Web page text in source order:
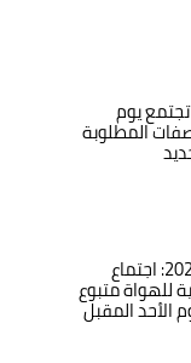
يوم
المطلوبة
الرابطة الثانية 2026-2027: اجتماع
متبوع
المقبل